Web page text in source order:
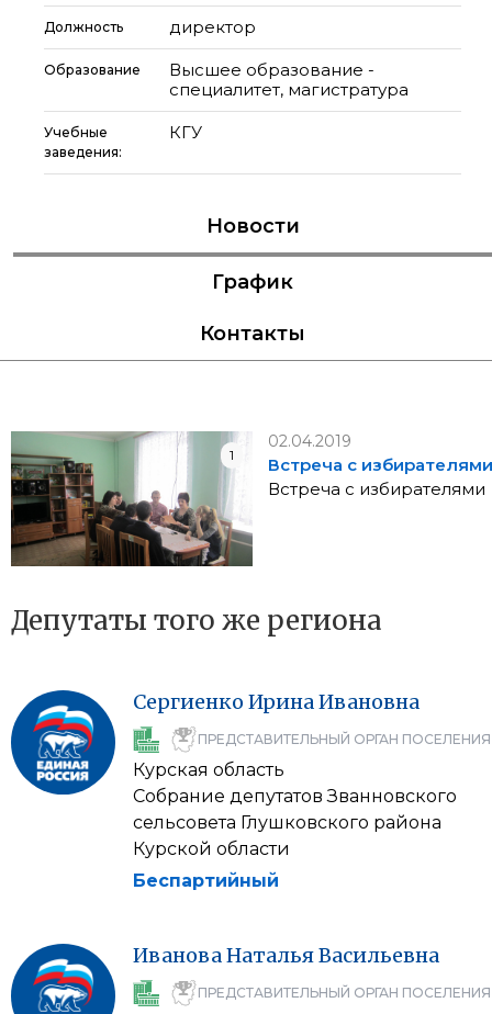
Должность директор
Образование
Высшее образование -
специалитет, магистратура
Учебные
заведения:
КГУ
Новости
График
Контакты
1
02.04.2019
Встреча с избирателями
Встреча с избирателями
Депутаты того же региона
Сергиенко ИринаИвановна
ПРЕДСТАВИТЕЛЬНЫЙ ОРГАН ПОСЕЛЕНИЯ
Курская область
Собрание депутатов Званновского
сельсовета Глушковского района
Курской области
Беспартийный
ИвановаНатальяВасильевна
ПРЕДСТАВИТЕЛЬНЫЙ ОРГАН ПОСЕЛЕНИЯ